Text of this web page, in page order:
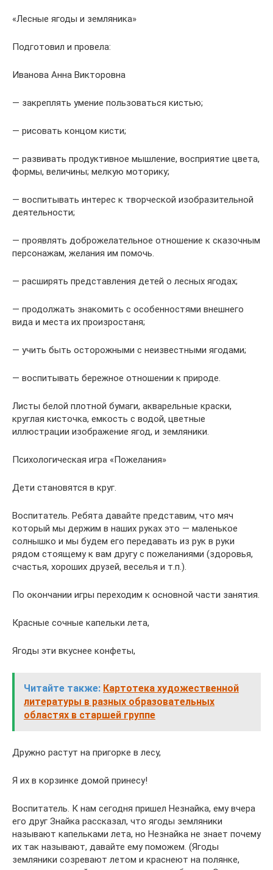
«Лесные ягоды и земляника»
Подготовил и провела:
Иванова Анна Викторовна
— закреплять умение пользоваться кистью;
— рисовать концом кисти;
— развивать продуктивное мышление, восприятие цвета,
формы, величины; мелкую моторику;
— воспитывать интерес к творческой изобразительной
деятельности;
— проявлять доброжелательное отношение к сказочным
персонажам, желания им помочь.
— расширять представления детей о лесных ягодах;
— продолжать знакомить с особенностями внешнего
вида и места их произростаня;
— учить быть осторожными с неизвестными ягодами;
— воспитывать бережное отношении к природе.
Листы белой плотной бумаги, акварельные краски,
круглая кисточка, емкость с водой, цветные
иллюстрации изображение ягод, и земляники.
Психологическая игра «Пожелания»
Дети становятся в круг.
Воспитатель. Ребята давайте представим, что мяч
который мы держим в наших руках это — маленькое
солнышко и мы будем его передавать из рук в руки
рядом стоящему к вам другу с пожеланиями (здоровья,
счастья, хороших друзей, веселья и т.п.).
По окончании игры переходим к основной части занятия.
Красные сочные капельки лета,
Ягоды эти вкуснее конфеты,
Читайте также: Картотека художественной
литературы в разных образовательных
областях в старшей группе
Дружно растут на пригорке в лесу,
Я их в корзинке домой принесу!
Воспитатель. К нам сегодня пришел Незнайка, ему вчера
его друг Знайка рассказал, что ягоды земляники
называют капельками лета, но Незнайка не знает почему
их так называют, давайте ему поможем. (Ягоды
земляники созревают летом и краснеют на полянке,